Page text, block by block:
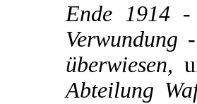
Ende 1914 -
Verwundung
überwiesen,
Abteilung